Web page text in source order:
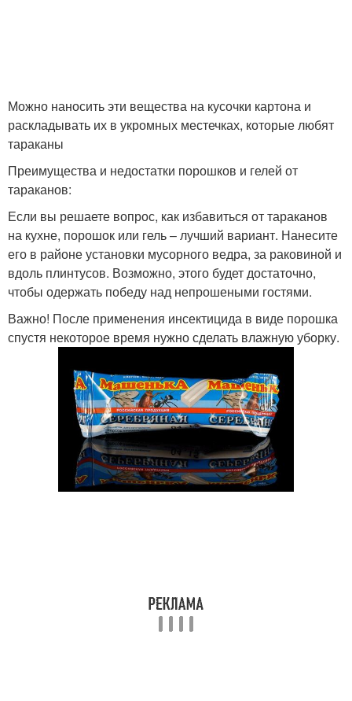
Можно наносить эти вещества на кусочки картона и
раскладывать их в укромных местечках, которые любят
тараканы
Преимущества и недостатки порошков и гелей от
тараканов:
Если вы решаете вопрос, как избавиться от тараканов
на кухне, порошок или гель – лучший вариант. Нанесите
его в районе установки мусорного ведра, за раковиной и
вдоль плинтусов. Возможно, этого будет достаточно,
чтобы одержать победу над непрошеными гостями.
Важно! После применения инсектицида в виде порошка
спустя некоторое время нужно сделать влажную уборку.